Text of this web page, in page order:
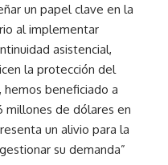
un papel clave en la
al implementar
asistencial,
la protección del
beneficiado a
millones de dólares en
un alivio para la
su demanda”